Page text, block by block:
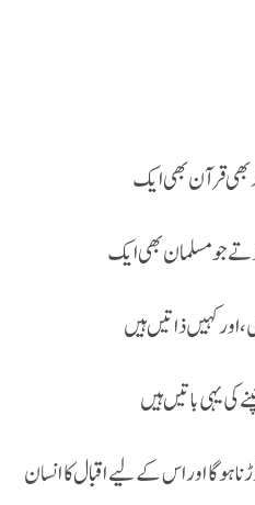
بھی قرآن بھی ایک
جو مسلمان بھی ایک
اور کہیں ذاتیں ہیں
کی یہی باتیں ہیں
ہوگا اور اس کے لیے اقبال کا انسان